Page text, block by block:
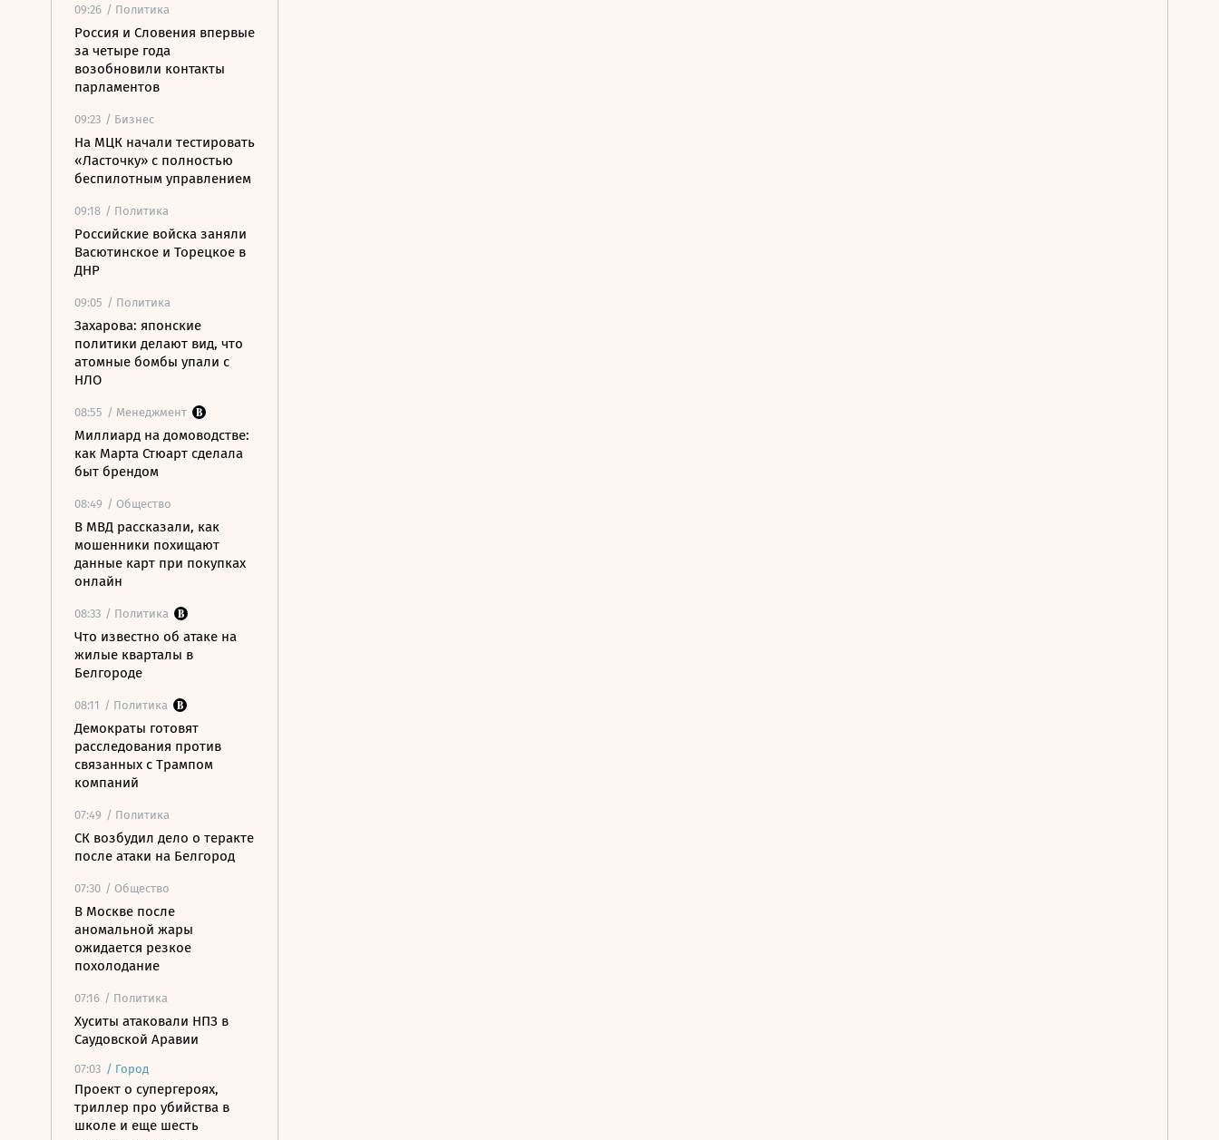
09:26 / Политика
Россия и Словения впервые
за четыре года
возобновили контакты
парламентов
09:23 / Бизнес
На МЦК начали тестировать
«Ласточку» с полностью
беспилотным управлением
09:18 / Политика
Российские войска заняли
Васютинское и Торецкое в
ДНР
09:05 / Политика
Захарова: японские
политики делают вид, что
атомные бомбы упали с
НЛО
08:55 / Менеджмент
Миллиард на домоводстве:
как Марта Стюарт сделала
быт брендом
08:49 / Общество
В МВД рассказали, как
мошенники похищают
данные карт при покупках
онлайн
08:33 / Политика
Что известно об атаке на
жилые кварталы в
Белгороде
08:11 / Политика
Демократы готовят
расследования против
связанных с Трампом
компаний
07:49 / Политика
СК возбудил дело о теракте
после атаки на Белгород
07:30 / Общество
В Москве после
аномальной жары
ожидается резкое
похолодание
07:16 / Политика
Хуситы атаковали НПЗ в
Саудовской Аравии
07:03 / Город
Проект о супергероях,
триллер про убийства в
школе и еще шесть